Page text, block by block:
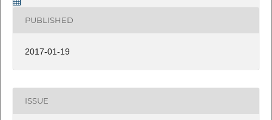
PUBLISHED
2017-01-19
ISSUE